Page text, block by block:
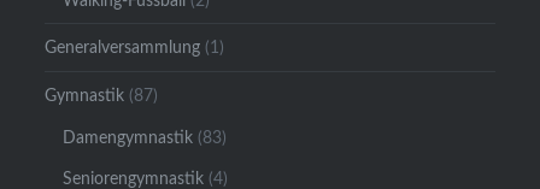
Generalversammlung (1)
Gymnastik (87)
Damengymnastik (83)
Seniorengymnastik (4)